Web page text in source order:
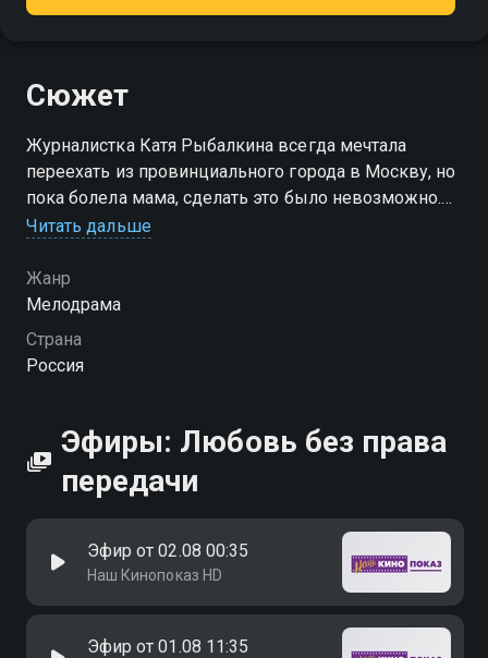
Сюжет
Журналистка Катя Рыбалкина всегда мечтала
переехать из провинциального города в Москву, но
пока болела мама, сделать это было невозможно.
Перед смертью мама успела рассказать дочери о её
Катю найти его
Читать дальше
Жанр
Мелодрама
Страна
Россия
Эфиры: Любовь без права
передачи
Эфир от 02.08 00:35
Наш Кинопоказ HD
Эфир от 01.08 11:35